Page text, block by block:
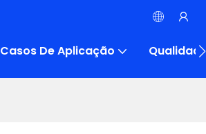
Casos De Aplicação